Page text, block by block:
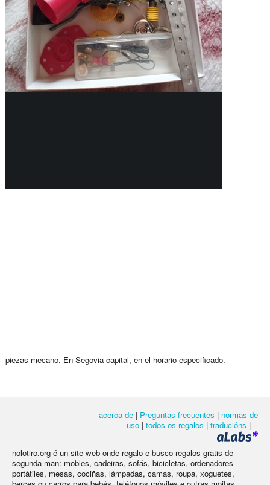
piezas mecano. En Segovia capital, en el horario especificado.
acerca de | Preguntas frecuentes | normas de
uso | todos os regalos | traducións |
nolotiro.org é un site web onde regalo e busco regalos gratis de
segunda man: mobles, cadeiras, sofás, bicicletas, ordenadores
portátiles, mesas, cociñas, lámpadas, camas, roupa, xoguetes,